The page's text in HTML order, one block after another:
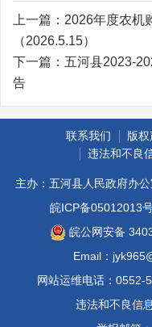
上一篇： 2026年度农机
（2026.5.15）
下一篇： 五河县2023-
告
联系我们 版权
违法和不良
主办：五河县人民政府办公
皖ICP备05012013
皖公网安备
Email：
网站运维电话：0552-
违法和不良信